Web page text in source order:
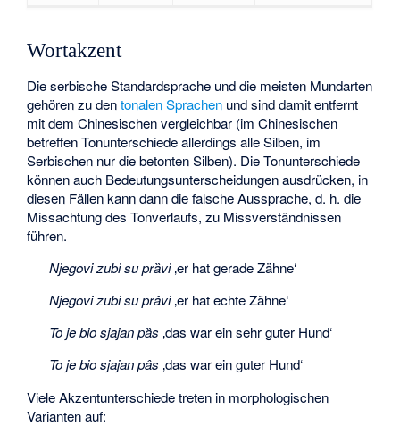
Wortakzent
Die serbische Standardsprache und die meisten Mundarten
gehören zu dentonalen Sprachen und sind damit entfernt
mit dem Chinesischen vergleichbar (im Chinesischen
betreffen Tonunterschiede allerdings alle Silben, im
Serbischen nur die betonten Silben). Die Tonunterschiede
können auch Bedeutungsunterscheidungen ausdrücken, in
diesen Fällen kann dann die falsche Aussprache, d. h. die
Missachtung des Tonverlaufs, zu Missverständnissen
führen.
Njegovi zubi su prȁvi ‚er hat gerade Zähne‘
Njegovi zubi su prâvi ‚er hat echte Zähne‘
To je bio sjajan pȁs ‚das war ein sehr guter Hund‘
To je bio sjajan pâs ‚das war ein guter Hund‘
Viele Akzentunterschiede treten in morphologischen
Varianten auf: